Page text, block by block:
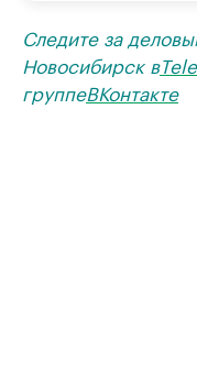
Следите за
Новосибирск в
группеВКонтакте